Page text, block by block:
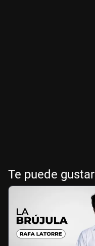
Te puede gustar